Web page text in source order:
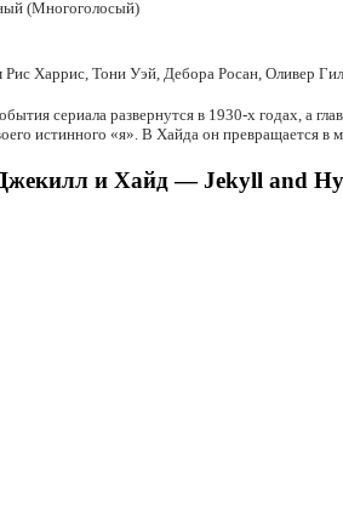
(Многоголосый)
Харрис, Тони Уэй, Дебора Росан, Оливер
сериала развернутся в 1930-х годах, а
истинного «я». В Хайда он превращается в
и Хайд — Jekyll and